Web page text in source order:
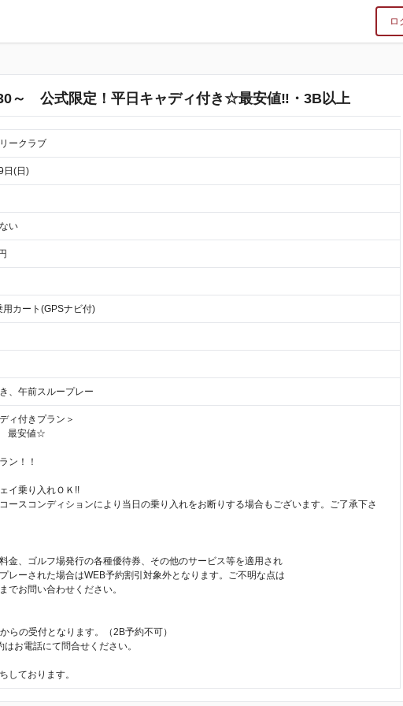
ロ
30～ 公式限定！平日キャディ付き☆最安値‼・3B以上
ークラブ
日(日)
い
用カート(GPSナビ付)
、午前スループレー
ィ付きプラン＞
最安値☆
ン！！
イ乗り入れＯＫ!!
ースコンディションにより当日の乗り入れをお断りする場合もございます。ご了承下さ
金、ゴルフ場発行の各種優待券、その他のサービス等を適用され
レーされた場合はWEB予約割引対象外となります。ご不明な点は
でお問い合わせください。
らの受付となります。（2B予約不可）
お電話にて問合せください。
しております。